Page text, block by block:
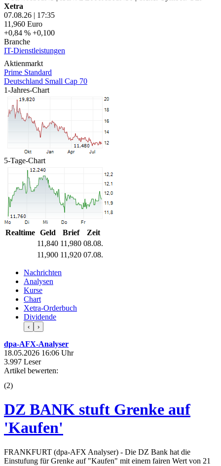
Xetra
07.08.26 | 17:35
11,960 Euro
+0,84 % +0,100
Branche
IT-Dienstleistungen
Aktienmarkt
Prime Standard
Deutschland Small Cap 70
1-Jahres-Chart
5-Tage-Chart
Realtime Geld Brief
Zeit
11,840 11,980 08.08.
11,900 11,920 07.08.
Nachrichten
Analysen
Kurse
Chart
Xetra-Orderbuch
Dividende
‹ ›
dpa-AFX-Analyser
18.05.2026 16:06 Uhr
3.997 Leser
Artikel bewerten:
(2)
DZ BANK stuft Grenke auf
'Kaufen'
FRANKFURT (dpa-AFX Analyser) - Die DZ Bank hat die
Einstufung für Grenke auf "Kaufen" mit einem fairen Wert von 21